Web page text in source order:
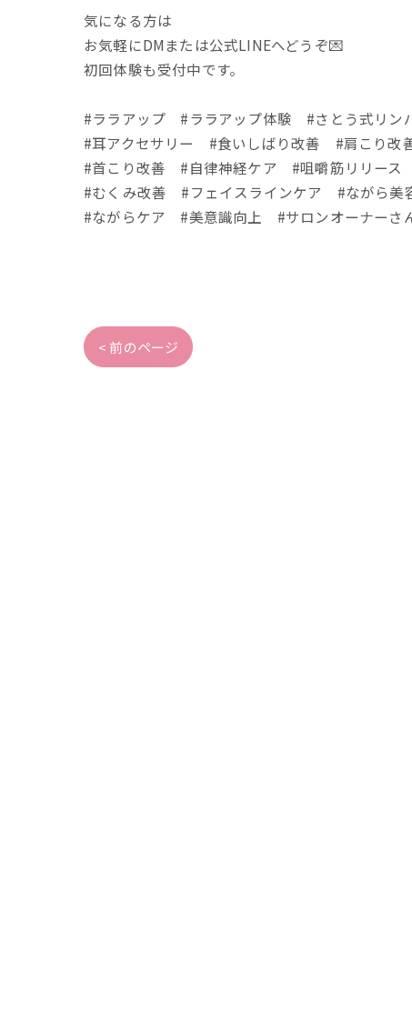
気になる方は
お気軽にDMまたは公式LINEへどうぞ💌
初回体験も受付中です。
#ララアップ #ララアップ体験 #さとう式リン
#耳アクセサリー #食いしばり改善 #肩こり改
#首こり改善 #自律神経ケア #咀嚼筋リリース
#むくみ改善 #フェイスラインケア #ながら美
#ながらケア #美意識向上 #サロンオーナー
< 前のページ